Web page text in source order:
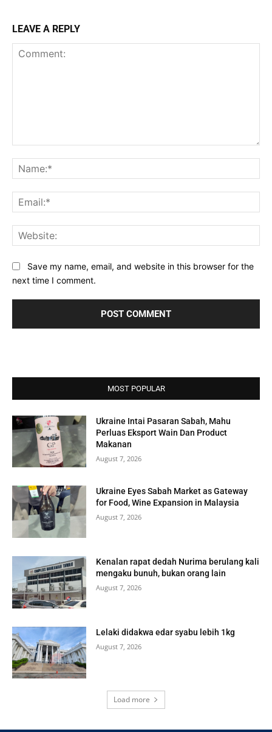
LEAVE A REPLY
Save my name, email, and website in this browser for the
next time I comment.
MOST POPULAR
Ukraine Intai Pasaran Sabah, Mahu
Perluas Eksport Wain Dan Product
Makanan
August 7, 2026
Ukraine Eyes Sabah Market as Gateway
for Food, Wine Expansion in Malaysia
August 7, 2026
Kenalan rapat dedah Nurima berulang kali
mengaku bunuh, bukan orang lain
August 7, 2026
Lelaki didakwa edar syabu lebih 1kg
August 7, 2026
Load more